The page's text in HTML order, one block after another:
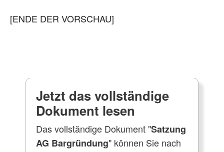
[ENDE DER VORSCHAU]
Jetzt das vollständige
Dokument lesen
Das vollständige Dokument "Satzung
AG Bargründung" können Sie nach